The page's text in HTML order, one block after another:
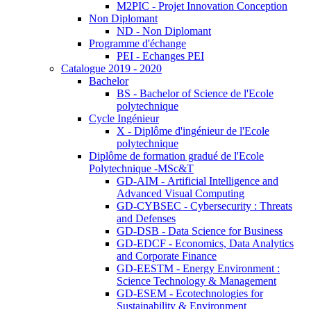
M2PIC - Projet Innovation Conception
Non Diplomant
ND - Non Diplomant
Programme d'échange
PEI - Echanges PEI
Catalogue 2019 - 2020
Bachelor
BS - Bachelor of Science de l'Ecole
polytechnique
Cycle Ingénieur
X - Diplôme d'ingénieur de l'Ecole
polytechnique
Diplôme de formation gradué de l'Ecole
Polytechnique -MSc&T
GD-AIM - Artificial Intelligence and
Advanced Visual Computing
GD-CYBSEC - Cybersecurity : Threats
and Defenses
GD-DSB - Data Science for Business
GD-EDCF - Economics, Data Analytics
and Corporate Finance
GD-EESTM - Energy Environment :
Science Technology & Management
GD-ESEM - Ecotechnologies for
Sustainability & Environment